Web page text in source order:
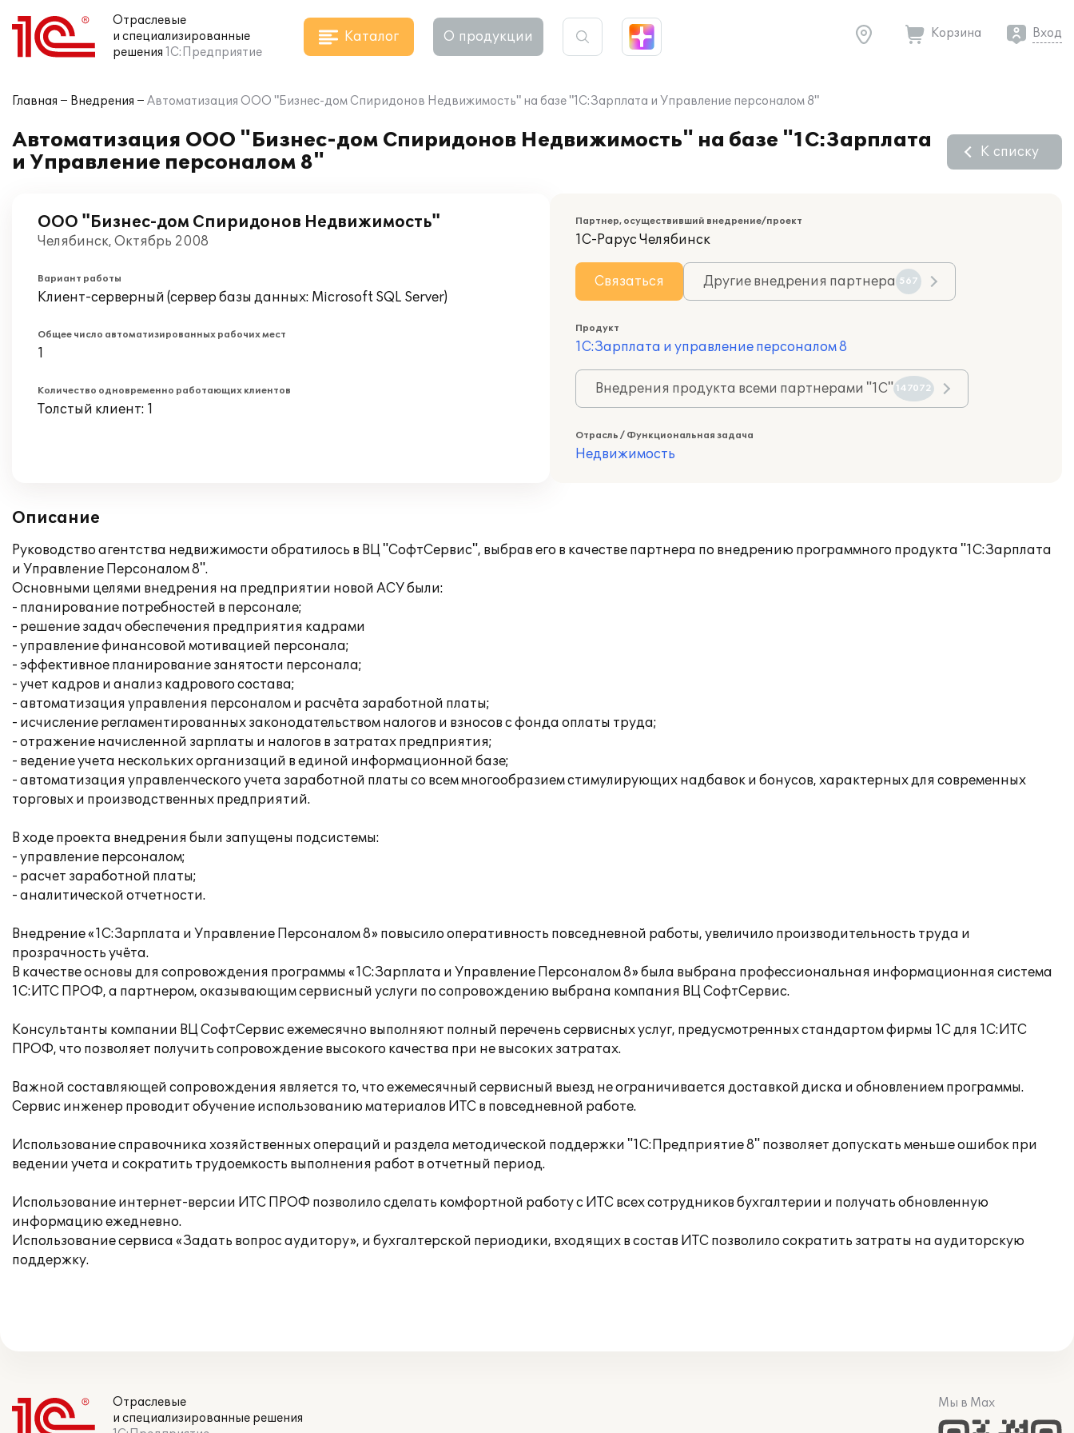
Отраслевые
и специализированные
решения 1С:Предприятие
Каталог О продукции Корзина Вход
Главная Внедрения Автоматизация ООО "Бизнес-дом Спиридонов Недвижимость" на базе "1С:Зарплата и Управление персоналом 8"
Автоматизация ООО "Бизнес-дом Спиридонов Недвижимость" на базе "1С:Зарплата
и Управление персоналом 8"
К списку
ООО "Бизнес-дом Спиридонов Недвижимость"
Челябинск, Октябрь 2008
Вариант работы
Клиент-серверный (сервер базы данных: Microsoft SQL Server)
Общее число автоматизированных рабочих мест
1
Количество одновременно работающих клиентов
Толстый клиент: 1
Партнер, осуществивший внедрение/проект
1С-Рарус Челябинск
Связаться Другие внедрения партнера 567
Продукт
1С:Зарплата и управление персоналом 8
Внедрения продукта всеми партнерами "1С" 147072
Отрасль / Функциональная задача
Недвижимость
Описание
Руководство агентства недвижимости обратилось в ВЦ "СофтСервис", выбрав его в качестве партнера по внедрению программного продукта "1С:Зарплата
и Управление Персоналом 8".
Основными целями внедрения на предприятии новой АСУ были:
- планирование потребностей в персонале;
- решение задач обеспечения предприятия кадрами
- управление финансовой мотивацией персонала;
- эффективное планирование занятости персонала;
- учет кадров и анализ кадрового состава;
- автоматизация управления персоналом и расчёта заработной платы;
- исчисление регламентированных законодательством налогов и взносов с фонда оплаты труда;
- отражение начисленной зарплаты и налогов в затратах предприятия;
- ведение учета нескольких организаций в единой информационной базе;
- автоматизация управленческого учета заработной платы со всем многообразием стимулирующих надбавок и бонусов, характерных для современных
торговых и производственных предприятий.
В ходе проекта внедрения были запущены подсистемы:
- управление персоналом;
- расчет заработной платы;
- аналитической отчетности.
Внедрение «1С:Зарплата и Управление Персоналом 8» повысило оперативность повседневной работы, увеличило производительность труда и
прозрачность учёта.
В качестве основы для сопровождения программы «1С:Зарплата и Управление Персоналом 8» была выбрана профессиональная информационная система
1С:ИТС ПРОФ, а партнером, оказывающим сервисный услуги по сопровождению выбрана компания ВЦ СофтСервис.
Консультанты компании ВЦ СофтСервис ежемесячно выполняют полный перечень сервисных услуг, предусмотренных стандартом фирмы 1С для 1С:ИТС
ПРОФ, что позволяет получить сопровождение высокого качества при не высоких затратах.
Важной составляющей сопровождения является то, что ежемесячный сервисный выезд не ограничивается доставкой диска и обновлением программы.
Сервис инженер проводит обучение использованию материалов ИТС в повседневной работе.
Использование справочника хозяйственных операций и раздела методической поддержки "1С:Предприятие 8" позволяет допускать меньше ошибок при
ведении учета и сократить трудоемкость выполнения работ в отчетный период.
Использование интернет-версии ИТС ПРОФ позволило сделать комфортной работу с ИТС всех сотрудников бухгалтерии и получать обновленную
информацию ежедневно.
Использование сервиса «Задать вопрос аудитору», и бухгалтерской периодики, входящих в состав ИТС позволило сократить затраты на аудиторскую
поддержку.
Отраслевые
и специализированные решения
Мы в Max